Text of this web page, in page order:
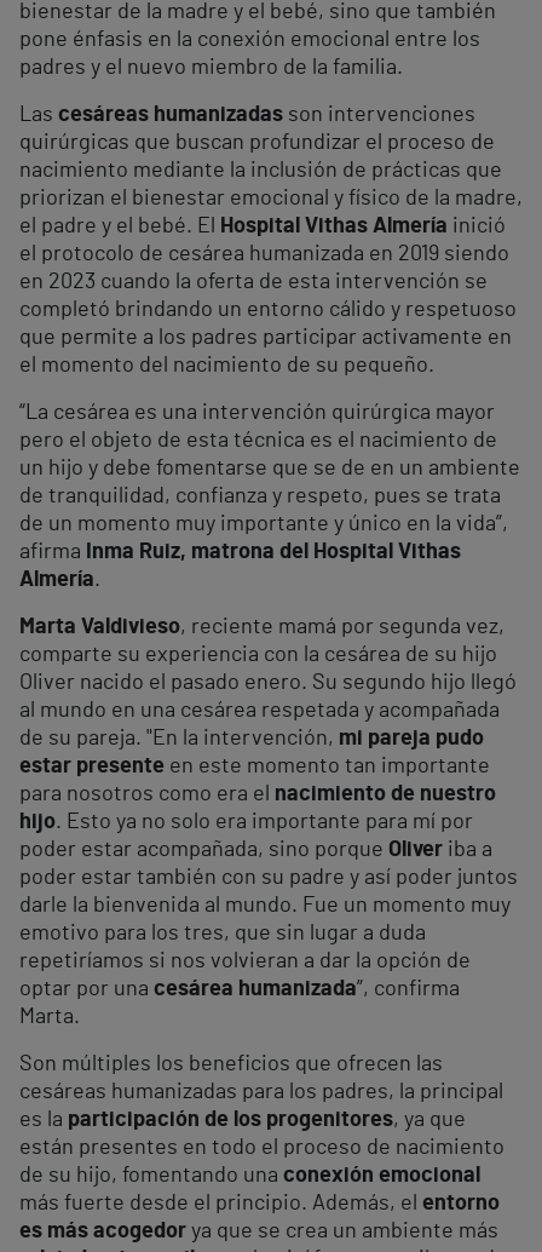
bienestar de la madre y el bebé, sino que también
pone énfasis en la conexión emocional entre los
padres y el nuevo miembro de la familia.
Las cesáreas humanizadas son intervenciones
quirúrgicas que buscan profundizar el proceso de
nacimiento mediante la inclusión de prácticas que
priorizan el bienestar emocional y físico de la madre,
el padre y el bebé. El
Hospital Vithas Almería inició
el protocolo de cesárea humanizada en 2019 siendo
en 2023 cuando la oferta de esta intervención se
completó brindando un entorno cálido y respetuoso
que permite a los padres participar activamente en
el momento del nacimiento de su pequeño.
“La cesárea es una intervención quirúrgica mayor
pero el objeto de esta técnica es el nacimiento de
un hijo y debe fomentarse que se de en un ambiente
de tranquilidad, confianza y respeto, pues se trata
de un momento muy importante y único en la vida”,
afirma
Inma Ruiz, matrona del Hospital Vithas
Almería.
Marta Valdivieso, reciente mamá por segunda vez,
comparte su experiencia con la cesárea de su hijo
Oliver nacido el pasado enero. Su segundo hijo llegó
al mundo en una cesárea respetada y acompañada
de su pareja. "En la intervención, mi pareja pudo
estar presente en este momento tan importante
para nosotros como era el nacimiento de nuestro
hijo. Esto ya no solo era importante para mí por
poder estar acompañada, sino porque Oliver iba a
poder estar también con su padre y así poder juntos
darle la bienvenida al mundo. Fue un momento muy
emotivo para los tres, que sin lugar a duda
repetiríamos si nos volvieran a dar la opción de
optar por una cesárea humanizada”, confirma
Marta.
Son múltiples los beneficios que ofrecen las
cesáreas humanizadas para los padres, la principal
es la participación de los progenitores, ya que
están presentes en todo el proceso de nacimiento
de su hijo, fomentando una conexión emocional
más fuerte desde el principio. Además, el entorno
es más acogedor ya que se crea un ambiente más